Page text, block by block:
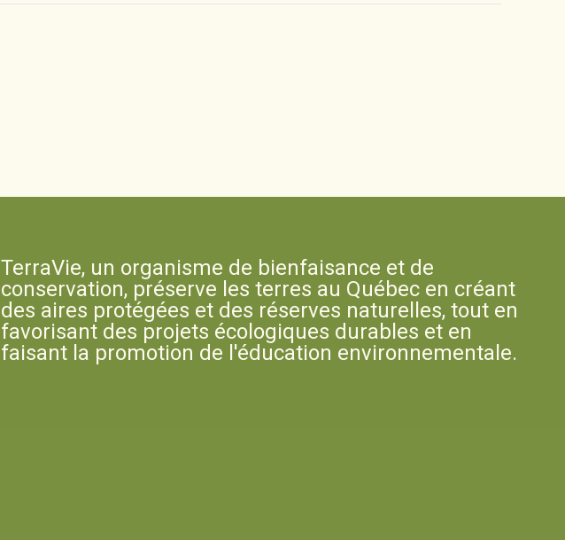
TerraVie, un organisme de bienfaisance et de
conservation, préserve les terres au Québec en créant
des aires protégées et des réserves naturelles, tout en
favorisant des projets écologiques durables et en
faisant la promotion de l'éducation environnementale.